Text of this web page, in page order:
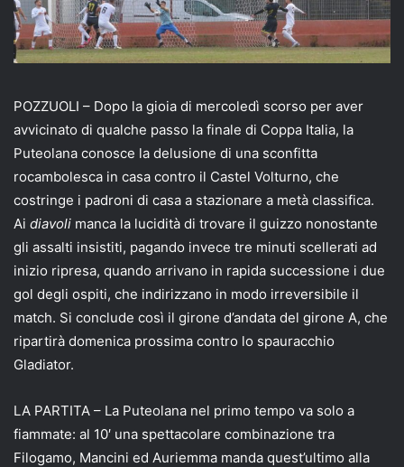
POZZUOLI – Dopo la gioia di mercoledì scorso per aver
avvicinato di qualche passo la finale di Coppa Italia, la
Puteolana conosce la delusione di una sconfitta
rocambolesca in casa contro il Castel Volturno, che
costringe i padroni di casa a stazionare a metà classifica.
Ai diavoli manca la lucidità di trovare il guizzo nonostante
gli assalti insistiti, pagando invece tre minuti scellerati ad
inizio ripresa, quando arrivano in rapida successione i due
gol degli ospiti, che indirizzano in modo irreversibile il
match. Si conclude così il girone d’andata del girone A, che
ripartirà domenica prossima contro lo spauracchio
Gladiator.
LA PARTITA – La Puteolana nel primo tempo va solo a
fiammate: al 10′ una spettacolare combinazione tra
Filogamo, Mancini ed Auriemma manda quest’ultimo alla